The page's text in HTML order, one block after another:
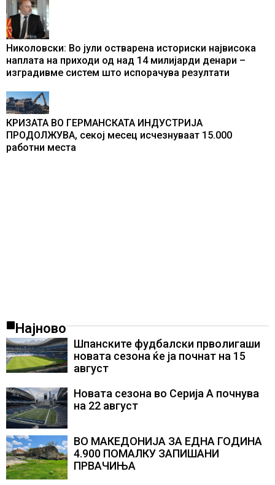
Николовски: Во јули остварена историски највисока
наплата на приходи од над 14 милијарди денари –
изградивме систем што испорачува резултати
КРИЗАТА ВО ГЕРМАНСКАТА ИНДУСТРИЈА
ПРОДОЛЖУВА, секој месец исчезнуваат 15.000
работни места
Најново
Шпанските фудбалски прволигаши
новата сезона ќе ја почнат на 15
август
Новата сезона во Серија А почнува
на 22 август
ВО МАКЕДОНИЈА ЗА ЕДНА ГОДИНА
4.900 ПОМАЛКУ ЗАПИШАНИ
ПРВАЧИЊА